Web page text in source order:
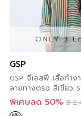
ONLY 3
GSP
GSP จีเอสพี เสื้อทำง
ลายทางตรง สีเขียว
พิเศษลด 50% ฿